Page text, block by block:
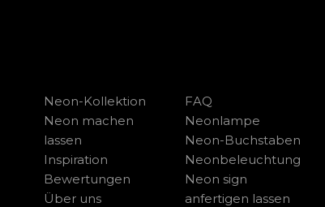
Neon-Kollektion
Neon machen
lassen
Inspiration
Bewertungen
Über uns
FAQ
Neonlampe
Neon-Buchstaben
Neonbeleuchtung
Neon sign
anfertigen lassen